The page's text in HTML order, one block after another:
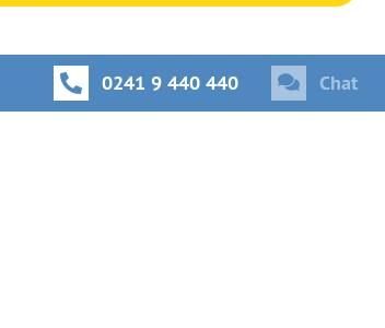
0241 9 440 440 Chat